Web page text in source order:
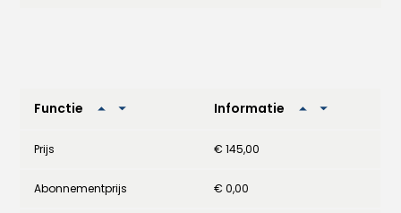
Functie Informatie
Prijs € 145,00
Abonnementprijs € 0,00